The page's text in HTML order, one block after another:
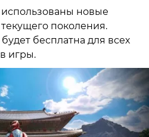
новые
поколения.
бесплатна для всех
игры.